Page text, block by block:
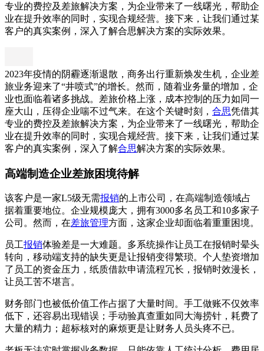
专业的费控及差旅解决方案，为企业带来了一线曙光，帮助企
业在提升效率的同时，实现合规经营。接下来，让我们通过某
客户的真实案例，深入了解合思解决方案的实际效果。
2023年疫情的阴霾逐渐退散，商务出行重新焕发生机，企业差
旅业务迎来了“井喷式”的增长。然而，随着业务量的增加，企
业也面临着诸多挑战。差旅价格上涨，成本控制的压力如同一
座大山，压得企业喘不过气来。在这个关键时刻， 合思凭借其
专业的费控及差旅解决方案，为企业带来了一线曙光，帮助企
业在提升效率的同时，实现合规经营。接下来，让我们通过某
客户的真实案例，深入了解合思解决方案的实际效果。
高端制造企业差旅困境待解
该客户是一家L5级无需报销的上市公司，在高端制造领域占
据着重要地位。企业规模庞大，拥有3000多名员工和10多家子
公司。然而，在差旅管理方面，这家企业却面临着重重困境。
员工报销体验差是一大难题。多系统操作让员工在报销时晕头
转向，移动端支持的缺失更是让报销变得繁琐。个人垫资增加
了员工的资金压力，纸质借款申请流程冗长，报销时效漫长，
让员工苦不堪言。
财务部门也被低价值工作占据了大量时间。手工做账不仅效率
低下，还容易出现错误；手动验真查重如同大海捞针，耗费了
大量的精力；超标核对的麻烦更是让财务人员头疼不已。